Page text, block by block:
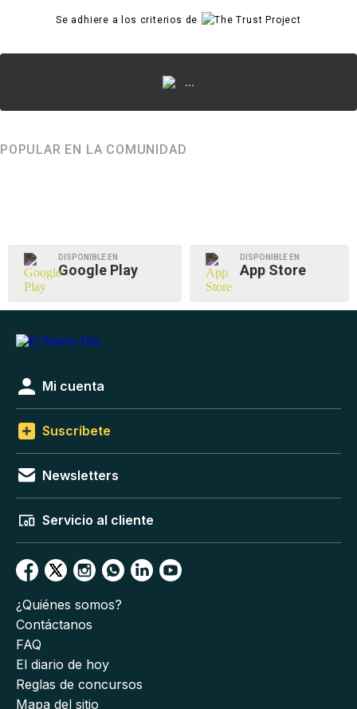
Se adhiere a los criterios de
...
POPULAR EN LA COMUNIDAD
DISPONIBLE EN
Google Play
DISPONIBLE EN
App Store
Mi cuenta
Suscríbete
Newsletters
Servicio al cliente
¿Quiénes somos?
Contáctanos
FAQ
El diario de hoy
Reglas de concursos
Mapa del sitio